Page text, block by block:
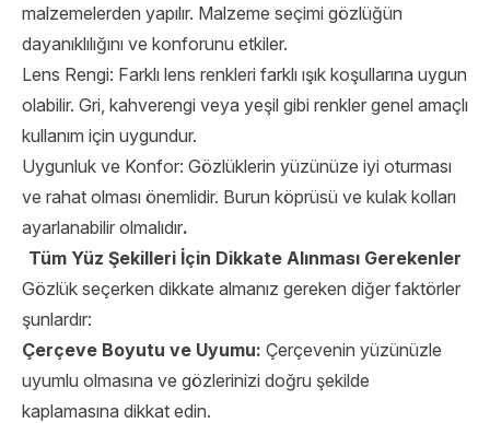
malzemelerden yapılır. Malzeme seçimi gözlüğün
dayanıklılığını ve konforunu etkiler.
Lens Rengi: Farklı lens renkleri farklı ışık koşullarına uygun
olabilir. Gri, kahverengi veya yeşil gibi renkler genel amaçlı
kullanım için uygundur.
Uygunluk ve Konfor: Gözlüklerin yüzünüze iyi oturması
ve rahat olması önemlidir. Burun köprüsü ve kulak kolları
ayarlanabilir olmalıdır.
Tüm Yüz Şekilleri İçin Dikkate Alınması Gerekenler
Gözlük seçerken dikkate almanız gereken diğer faktörler
şunlardır:
Çerçeve Boyutu ve Uyumu: Çerçevenin yüzünüzle
uyumlu olmasına ve gözlerinizi doğru şekilde
kaplamasına dikkat edin.